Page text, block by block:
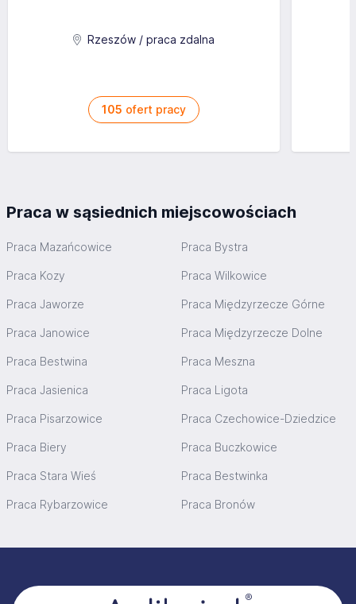
Rzeszów / praca zdalna
105 ofert pracy
Praca w sąsiednich miejscowościach
Praca Mazańcowice Praca Bystra
Praca Kozy Praca Wilkowice
Praca Jaworze Praca Międzyrzecze Górne
Praca Janowice Praca Międzyrzecze Dolne
Praca Bestwina Praca Meszna
Praca Jasienica Praca Ligota
Praca Pisarzowice Praca Czechowice-Dziedzice
Praca Biery Praca Buczkowice
Praca Stara Wieś Praca Bestwinka
Praca Rybarzowice Praca Bronów